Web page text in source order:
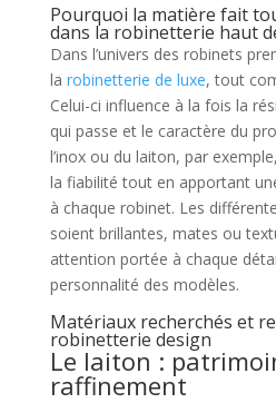
Pourquoi la matière fait
dans la robinetterie haut
Dans l’univers des robinets
la robinetterie de luxe, tout
Celui-ci influence à la fois la
qui passe et le caractère du
l’inox ou du laiton, par
la fiabilité tout en apportant
à chaque robinet. Les
soient brillantes, mates ou
attention portée à chaque
personnalité des modèles.
Matériaux recherchés et
robinetterie design
Le laiton :
raffinement